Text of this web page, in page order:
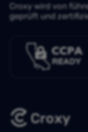
Croxy wird von
geprüft und